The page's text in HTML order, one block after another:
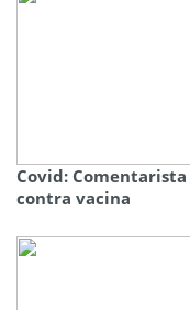
Covid:
contra vacina